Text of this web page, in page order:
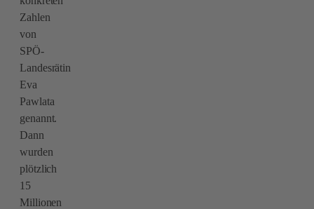
Zahlen
von
SPÖ-
Landesrätin
Eva
Pawlata
genannt.
Dann
wurden
plötzlich
15
Millionen